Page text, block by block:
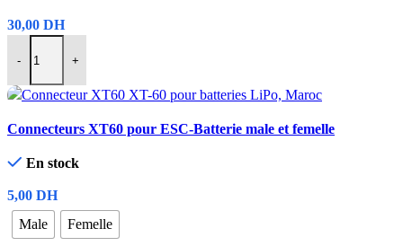
30,00 DH
- +
Ajouter Au Panier
Aperçu rapide
Ajouter à la liste de souhaits
Connecteurs XT60 pour ESC-Batterie male et femelle
En stock
5,00 DH
Male
Femelle